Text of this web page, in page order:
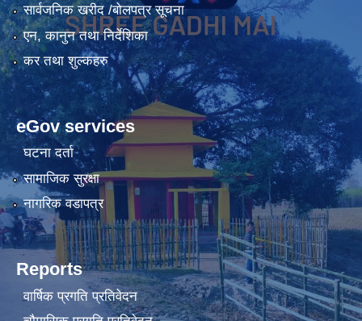
सार्वजनिक खरीद /बोलपत्र सूचना
एन, कानुन तथा निर्देशिका
कर तथा शुल्कहरु
eGov services
घटना दर्ता
सामाजिक सुरक्षा
नागरिक वडापत्र
Reports
वार्षिक प्रगति प्रतिवेदन